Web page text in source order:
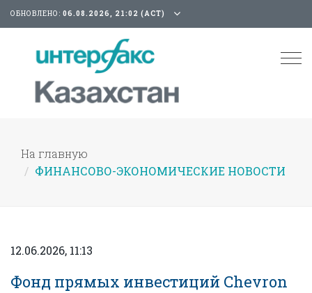
ОБНОВЛЕНО: 06.08.2026, 21:02 (АСТ)
На главную
ФИНАНСОВО-ЭКОНОМИЧЕСКИЕ НОВОСТИ
12.06.2026, 11:13
Фонд прямых инвестиций Chevron